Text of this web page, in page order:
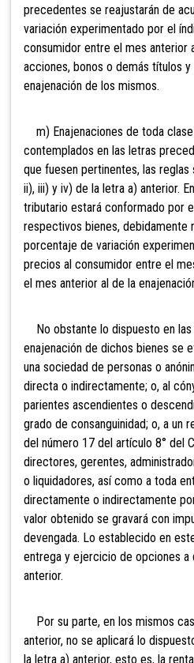
precedentes se reajustarán de
variación experimentado por el
consumidor entre el mes anterior
acciones, bonos o demás títulos
enajenación de los mismos.
m) Enajenaciones de toda
contemplados en las letras
que fuesen pertinentes, las reglas
ii), iii) y iv) de la letra a) anterior.
tributario estará conformado por
respectivos bienes, debidamente
porcentaje de variación
precios al consumidor entre el
el mes anterior al de la
No obstante lo dispuesto en
enajenación de dichos bienes se
una sociedad de personas o
directa o indirectamente; o, al
parientes ascendientes o
grado de consanguinidad; o, a un
del número 17 del artículo 8° del
directores, gerentes,
o liquidadores, así como a toda
directamente o indirectamente
valor obtenido se gravará con
devengada. Lo establecido en
entrega y ejercicio de opciones a
anterior.
Por su parte, en los mismos
anterior, no se aplicará lo
la letra a) anterior, esto es, la